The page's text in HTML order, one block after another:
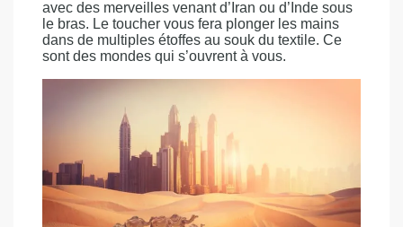
avec des merveilles venant d’Iran ou d’Inde sous
le bras. Le toucher vous fera plonger les mains
dans de multiples étoffes au souk du textile. Ce
sont des mondes qui s’ouvrent à vous.